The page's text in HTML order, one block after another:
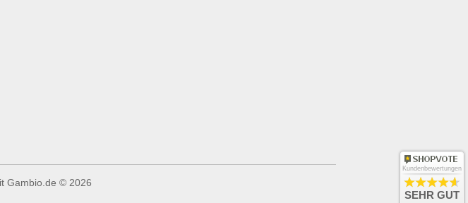
Gambio.de © 2026
Kundenbewertungen
SEHR GUT